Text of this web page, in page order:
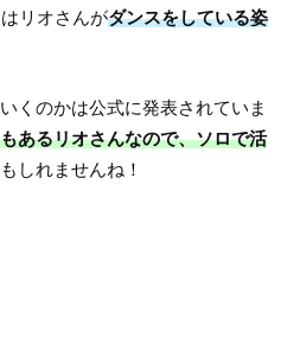
リオさんがダンスをしている姿
くのかは公式に発表されていま
あるリオさんなので、ソロで活
しれませんね！